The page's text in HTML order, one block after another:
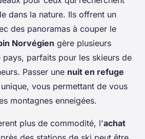
dans la nature. Ils offrent un
des panoramas à couper le
Norvégien gère plusieurs
pays, parfaits pour les skieurs de
Passer une nuit en refuge
vous permettant de vous
montagnes enneigées.
plus de commodité, l'achat